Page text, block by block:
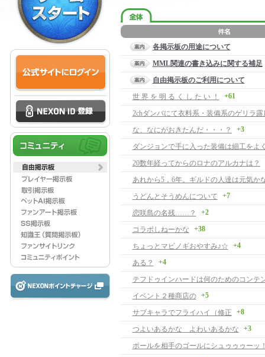
各掲示板の用途について
MML関連の書き込みに関する補足
自由掲示板のご利用について
世 界 を 明 る く し た い ！
+61
2chダンバにて衣料系・装備系のゲリラ露
な、なにがおきたんだ・・・？
+3
ダンジョンで手に入った装備は細工をよ
20数年経ってからのロナのアルカナは？
あれから5，6年。ギルドの人達は元気か
うどんとそうめんについて
+7
恋咲島の名残……？ +2
コラボしねーかな +38
ちょっとマビノギおやすみ♪☆ +4
ある？ +4
テフドゥインハードは何のためのコンテ
イベント２種商店の
+5
サブキャラでフライハイ（修正 +8
つよいあるかな よわいあるかな +3
ボールを相手のゴールにシュゥゥゥーッ